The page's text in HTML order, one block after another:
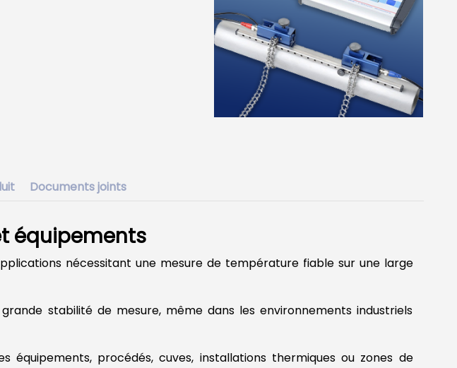
Documents joints
équipements
nécessitant une mesure de température fiable sur une large
stabilité de mesure, même dans les environnements industriels
procédés, cuves, installations thermiques ou zones de